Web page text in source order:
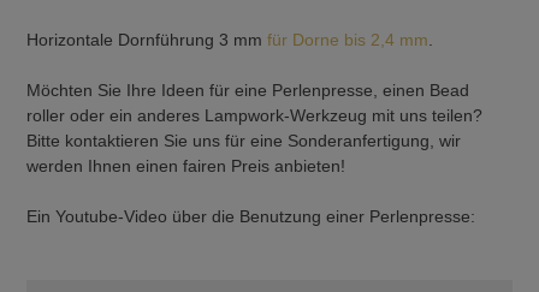
Horizontale Dornführung 3 mmfür Dorne bis 2,4 mm
Möchten Sie Ihre Ideen für eine Perlenpresse, einen Bead
roller oder ein anderes Lampwork-Werkzeug mit uns teilen?
Bitte kontaktieren Sie uns für eine Sonderanfertigung, wir
werden Ihnen einen fairen Preis anbieten!
Ein Youtube-Video über die Benutzung einer Perlenpresse: